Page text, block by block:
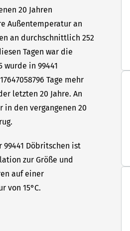
20 Jahren
Außentemperatur an
an durchschnittlich 252
Tagen war die
wurde in 99441
Tage mehr
letzten 20 Jahre. An
den vergangenen 20
Döbritschen ist
zur Größe und
auf einer
von 15°C.